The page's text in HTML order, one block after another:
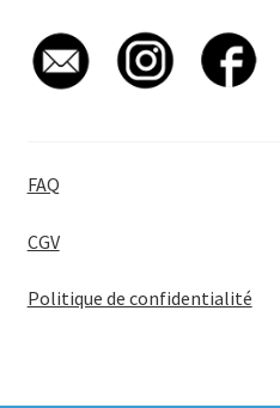
FAQ
CGV
Politique de confidentialité